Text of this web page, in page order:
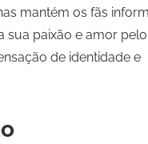
mantém os fãs
sua paixão e amor
de identidade e